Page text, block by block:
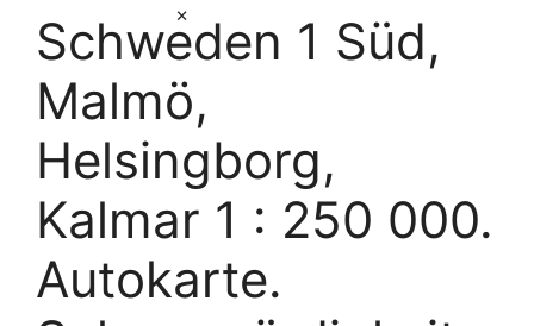
×
Schweden 1 Süd,
Malmö,
Helsingborg,
Kalmar 1 : 250 000.
Autokarte.